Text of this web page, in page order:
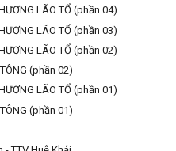
LÃO TỔ (phần 04)
LÃO TỔ (phần 03)
LÃO TỔ (phần 02)
(phần 02)
LÃO TỔ (phần 01)
(phần 01)